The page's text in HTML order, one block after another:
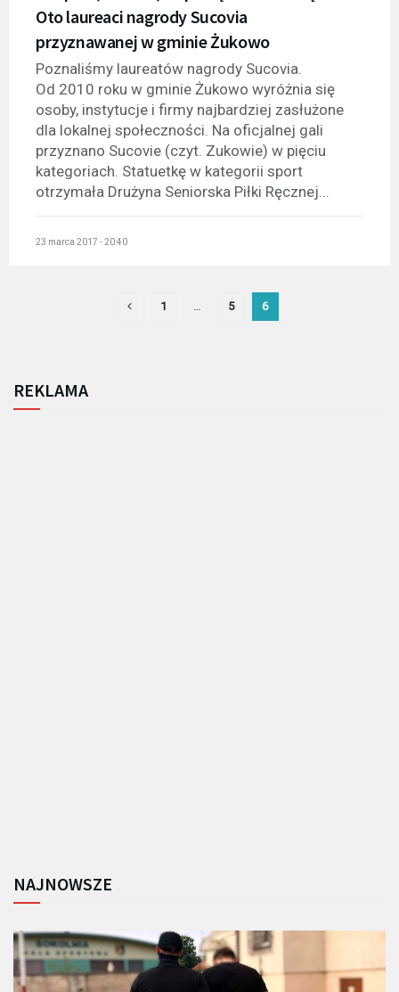
Oto laureaci nagrody Sucovia
przyznawanej w gminie Żukowo
Poznaliśmy laureatów nagrody Sucovia.
Od 2010 roku w gminie Żukowo wyróżnia się
osoby, instytucje i firmy najbardziej zasłużone
dla lokalnej społeczności. Na oficjalnej gali
przyznano Sucovie (czyt. Zukowie) w pięciu
kategoriach. Statuetkę w kategorii sport
otrzymała Drużyna Seniorska Piłki Ręcznej...
23 marca 2017 - 20:40
1 … 5 6
REKLAMA
NAJNOWSZE